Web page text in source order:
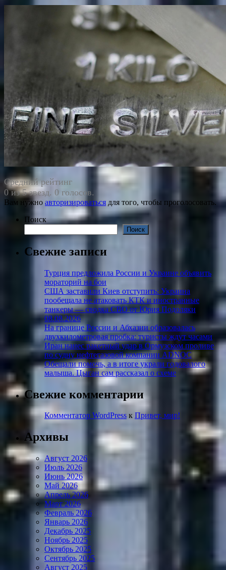
Средний рейтинг
0 из 5 звезд. 0 голосов.
Вам нужно авторизироваться для того, чтобы проголосовать.
Поиск
Поиск
Свежие записи
Турция предложила России и Украине объявить
мораторий на бои
США заставили Киев отступить: Украина
пообещала не атаковать КТК и иностранные
танкеры — сводка СВО от Юрия Подоляки
08.08.2026
На границе России и Абхазии образовалась
двухкилометровая пробка: туристы ждут часами
Иран нанес ракетный удар в Ормузском проливе
по судну нефтегазовой компании ADNOC
Обещали помочь, а в итоге украли годовалого
малыша. Цыган сам рассказал о схеме
Свежие комментарии
Комментатор WordPress к Привет, мир!
Архивы
Август 2026
Июль 2026
Июнь 2026
Май 2026
Апрель 2026
Март 2026
Февраль 2026
Январь 2026
Декабрь 2025
Ноябрь 2025
Октябрь 2025
Сентябрь 2025
Август 2025